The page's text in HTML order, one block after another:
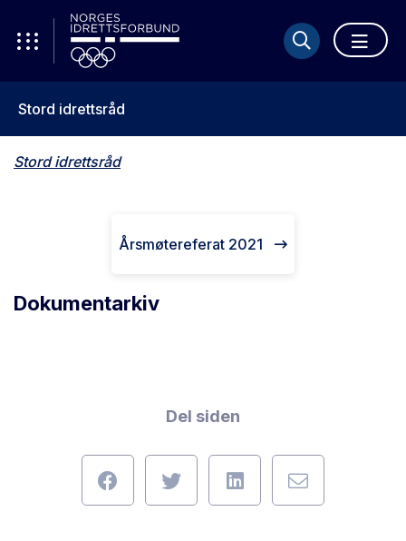
Stord idrettsråd
Stord idrettsråd
Årsmøtereferat 2021
Dokumentarkiv
Del siden